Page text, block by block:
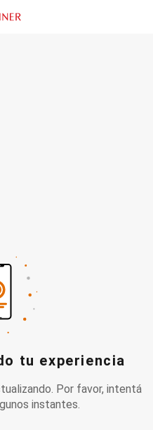
tu experiencia
Por favor, intentá
instantes.